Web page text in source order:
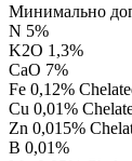
Минимально
N 5%
K2O 1,3%
CaO 7%
Fe 0,12%
Cu 0,01%
Zn 0,015%
B 0,01%